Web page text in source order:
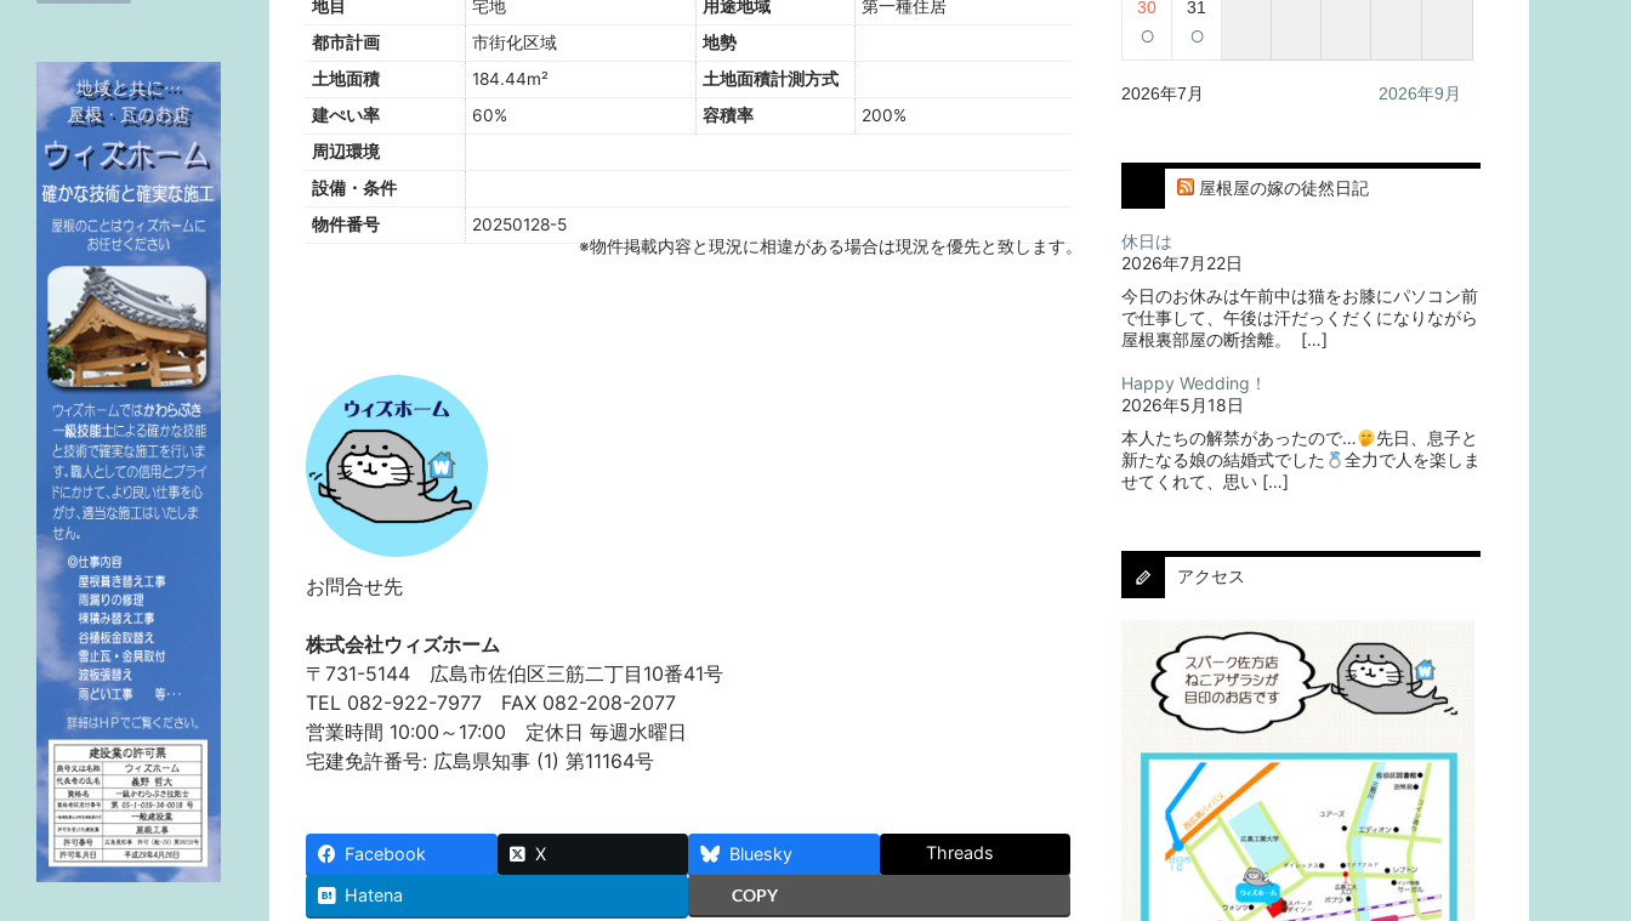
地目
宅地 用途地域
第一種住居
都市計画
市街化区域
地勢
土地面積
184.44m²
土地面積計測方式
建ぺい率
60% 容積率
200%
周辺環境
設備・条件
物件番号
20250128-5
※物件掲載内容と現況に相違がある場合は現況を優先と致します。
お問合せ先
株式会社ウィズホーム
〒731-5144 広島市佐伯区三筋二丁目10番41号
TEL 082-922-7977 FAX 082-208-2077
営業時間 10:00～17:00 定休日 毎週水曜日
宅建免許番号: 広島県知事 (1) 第11164号
Facebook X Bluesky Threads
Hatena COPY
30
○
31
○
2026年7月 2026年9月
屋根屋の嫁の徒然日記
休日は
2026年7月22日
今日のお休みは午前中は猫をお膝にパソコン前
で仕事して、午後は汗だっくだくになりながら
屋根裏部屋の断捨離。⁡ ⁡ […]
Happy Wedding！
2026年5月18日
本人たちの解禁があったので…
⁡⁡先日、息子と
新たなる娘の結婚式でした
⁡⁡⁡全力で人を楽しま
せてくれて、思い […]
アクセス